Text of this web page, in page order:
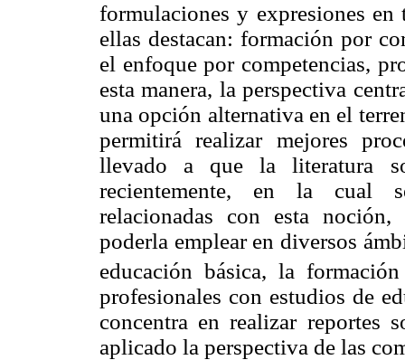
formulaciones y expresiones en
ellas destacan: formación por
el enfoque por competencias,
esta manera, la perspectiva
una opción alternativa en el
permitirá realizar mejores
llevado a que la literatura
recientemente, en la cual
relacionadas con esta noción,
poderla emplear en diversos
educación básica, la
profesionales con estudios de
concentra en realizar reportes
aplicado la perspectiva de las